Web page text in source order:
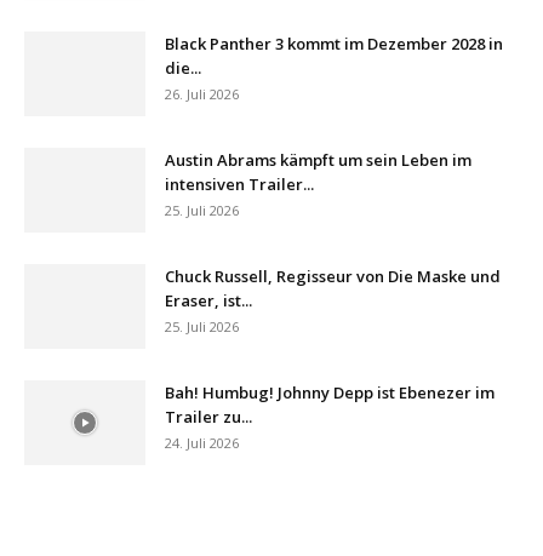
Black Panther 3 kommt im Dezember 2028 in
die...
26. Juli 2026
Austin Abrams kämpft um sein Leben im
intensiven Trailer...
25. Juli 2026
Chuck Russell, Regisseur von Die Maske und
Eraser, ist...
25. Juli 2026
Bah! Humbug! Johnny Depp ist Ebenezer im
Trailer zu...
24. Juli 2026